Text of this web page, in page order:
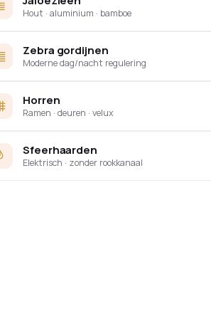
Hout · aluminium · bamboe
Zebra gordijnen
Moderne dag/nacht regulering
Horren
Ramen · deuren · velux
Sfeerhaarden
Elektrisch · zonder rookkanaal